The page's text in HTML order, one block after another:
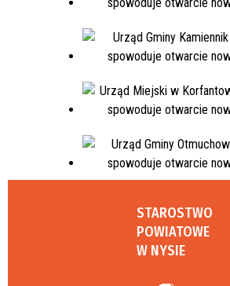
STAROSTWO
POWIATOWE
W NYSIE